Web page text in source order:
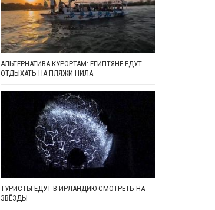
АЛЬТЕРНАТИВА КУРОРТАМ: ЕГИПТЯНЕ ЕДУТ
ОТДЫХАТЬ НА ПЛЯЖИ НИЛА
ТУРИСТЫ ЕДУТ В ИРЛАНДИЮ СМОТРЕТЬ НА
ЗВЁЗДЫ